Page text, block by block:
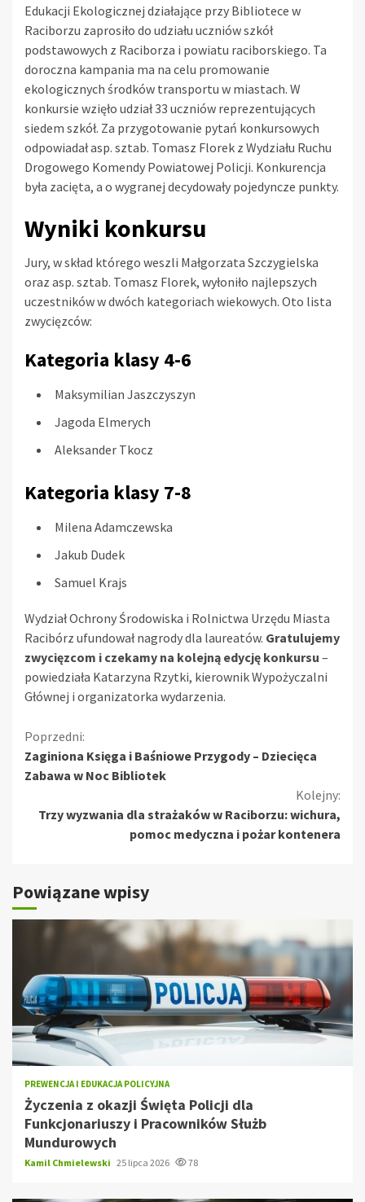
Edukacji Ekologicznej działające przy Bibliotece w
Raciborzu zaprosiło do udziału uczniów szkół
podstawowych z Raciborza i powiatu raciborskiego. Ta
doroczna kampania ma na celu promowanie
ekologicznych środków transportu w miastach. W
konkursie wzięło udział 33 uczniów reprezentujących
siedem szkół. Za przygotowanie pytań konkursowych
odpowiadał asp. sztab. Tomasz Florek z Wydziału Ruchu
Drogowego Komendy Powiatowej Policji. Konkurencja
była zacięta, a o wygranej decydowały pojedyncze punkty.
Wyniki konkursu
Jury, w skład którego weszli Małgorzata Szczygielska
oraz asp. sztab. Tomasz Florek, wyłoniło najlepszych
uczestników w dwóch kategoriach wiekowych. Oto lista
zwycięzców:
Kategoria klasy 4-6
Maksymilian Jaszczyszyn
Jagoda Elmerych
Aleksander Tkocz
Kategoria klasy 7-8
Milena Adamczewska
Jakub Dudek
Samuel Krajs
Wydział Ochrony Środowiska i Rolnictwa Urzędu Miasta
Racibórz ufundował nagrody dla laureatów. Gratulujemy
zwycięzcom i czekamy na kolejną edycję konkursu –
powiedziała Katarzyna Rzytki, kierownik Wypożyczalni
Głównej i organizatorka wydarzenia.
Kontynuuj
czytanie
Poprzedni:
Zaginiona Księga i Baśniowe Przygody – Dziecięca
Zabawa w Noc Bibliotek
Kolejny:
Trzy wyzwania dla strażaków w Raciborzu: wichura,
pomoc medyczna i pożar kontenera
Powiązane wpisy
PREWENCJA I EDUKACJA POLICYJNA
Życzenia z okazji Święta Policji dla
Funkcjonariuszy i Pracowników Służb
Mundurowych
Kamil Chmielewski 25 lipca 2026 78